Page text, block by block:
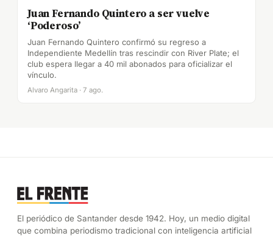
Juan Fernando Quintero a ser vuelve
‘Poderoso’
Juan Fernando Quintero confirmó su regreso a
Independiente Medellín tras rescindir con River Plate; el
club espera llegar a 40 mil abonados para oficializar el
vínculo.
Alvaro Angarita · 7 ago.
El periódico de Santander desde 1942. Hoy, un medio digital
que combina periodismo tradicional con inteligencia artificial